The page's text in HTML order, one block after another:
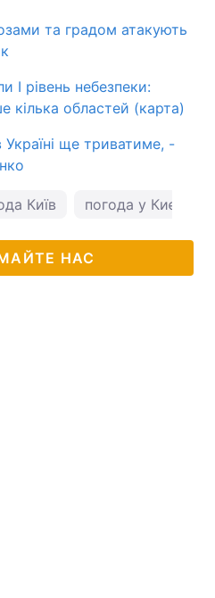
та градом атакують
I рівень небезпеки:
кілька областей (карта)
Україні ще триватиме, -
Київ погода у Києві
НАС